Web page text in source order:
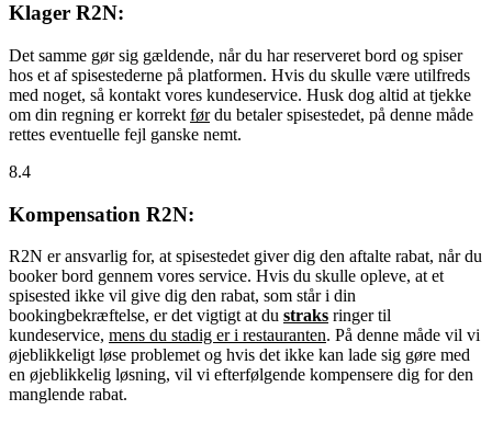
Klager R2N:
Det samme gør sig gældende, når du har reserveret bord og spiser
hos et af spisestederne på platformen. Hvis du skulle være utilfreds
med noget, så kontakt vores kundeservice. Husk dog altid at tjekke
om din regning er korrekt førdu betaler spisestedet, på denne måde
rettes eventuelle fejl ganske nemt.
8.4
Kompensation R2N:
R2N er ansvarlig for, at spisestedet giver dig den aftalte rabat, når du
booker bord gennem vores service. Hvis du skulle opleve, at et
spisested ikke vil give dig den rabat, som står i din
bookingbekræftelse, er det vigtigt at du straks ringer til
kundeservice, mens du stadig er i restauranten. På denne måde vil vi
øjeblikkeligt løse problemet og hvis det ikke kan lade sig gøre med
en øjeblikkelig løsning, vil vi efterfølgende kompensere dig for den
manglende rabat.